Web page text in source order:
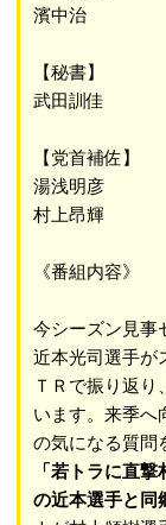
濱中治
【秘書】
武田訓佳
【党首補佐】
湯浅明彦
村上昂輝
《番組内容》
今シーズン見事
近本光司選手が
ＴＲで振り返
います。来季へ
の気になる質問
「若トラに直
の近本選手と同